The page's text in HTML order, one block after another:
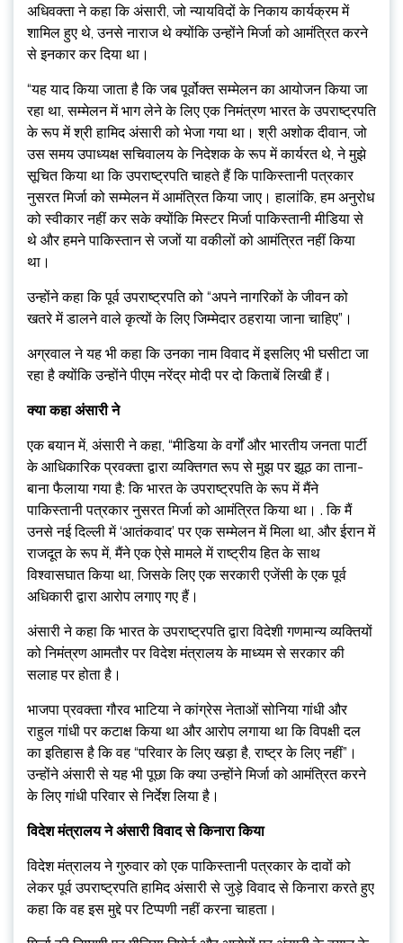
अधिवक्ता ने कहा कि अंसारी, जो न्यायविदों के निकाय कार्यक्रम में
शामिल हुए थे, उनसे नाराज थे क्योंकि उन्होंने मिर्जा को आमंत्रित करने
से इनकार कर दिया था।
“यह याद किया जाता है कि जब पूर्वोक्त सम्मेलन का आयोजन किया जा
रहा था, सम्मेलन में भाग लेने के लिए एक निमंत्रण भारत के उपराष्ट्रपति
के रूप में श्री हामिद अंसारी को भेजा गया था। श्री अशोक दीवान, जो
उस समय उपाध्यक्ष सचिवालय के निदेशक के रूप में कार्यरत थे, ने मुझे
सूचित किया था कि उपराष्ट्रपति चाहते हैं कि पाकिस्तानी पत्रकार
नुसरत मिर्जा को सम्मेलन में आमंत्रित किया जाए। हालांकि, हम अनुरोध
को स्वीकार नहीं कर सके क्योंकि मिस्टर मिर्जा पाकिस्तानी मीडिया से
थे और हमने पाकिस्तान से जजों या वकीलों को आमंत्रित नहीं किया
था।
उन्होंने कहा कि पूर्व उपराष्ट्रपति को “अपने नागरिकों के जीवन को
खतरे में डालने वाले कृत्यों के लिए जिम्मेदार ठहराया जाना चाहिए”।
अग्रवाल ने यह भी कहा कि उनका नाम विवाद में इसलिए भी घसीटा जा
रहा है क्योंकि उन्होंने पीएम नरेंद्र मोदी पर दो किताबें लिखी हैं।
क्या कहा अंसारी ने
एक बयान में, अंसारी ने कहा, “मीडिया के वर्गों और भारतीय जनता पार्टी
के आधिकारिक प्रवक्ता द्वारा व्यक्तिगत रूप से मुझ पर झूठ का ताना-
बाना फैलाया गया है: कि भारत के उपराष्ट्रपति के रूप में मैंने
पाकिस्तानी पत्रकार नुसरत मिर्जा को आमंत्रित किया था। . कि मैं
उनसे नई दिल्ली में ‘आतंकवाद’ पर एक सम्मेलन में मिला था, और ईरान में
राजदूत के रूप में, मैंने एक ऐसे मामले में राष्ट्रीय हित के साथ
विश्वासघात किया था, जिसके लिए एक सरकारी एजेंसी के एक पूर्व
अधिकारी द्वारा आरोप लगाए गए हैं।
अंसारी ने कहा कि भारत के उपराष्ट्रपति द्वारा विदेशी गणमान्य व्यक्तियों
को निमंत्रण आमतौर पर विदेश मंत्रालय के माध्यम से सरकार की
सलाह पर होता है।
भाजपा प्रवक्ता गौरव भाटिया ने कांग्रेस नेताओं सोनिया गांधी और
राहुल गांधी पर कटाक्ष किया था और आरोप लगाया था कि विपक्षी दल
का इतिहास है कि वह “परिवार के लिए खड़ा है, राष्ट्र के लिए नहीं”।
उन्होंने अंसारी से यह भी पूछा कि क्या उन्होंने मिर्जा को आमंत्रित करने
के लिए गांधी परिवार से निर्देश लिया है।
विदेश मंत्रालय ने अंसारी विवाद से किनारा किया
विदेश मंत्रालय ने गुरुवार को एक पाकिस्तानी पत्रकार के दावों को
लेकर पूर्व उपराष्ट्रपति हामिद अंसारी से जुड़े विवाद से किनारा करते हुए
कहा कि वह इस मुद्दे पर टिप्पणी नहीं करना चाहता।